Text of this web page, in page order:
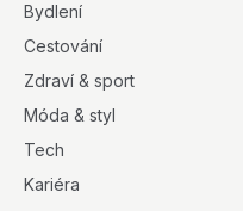
Bydlení
Cestování
Zdraví & sport
Móda & styl
Tech
Kariéra